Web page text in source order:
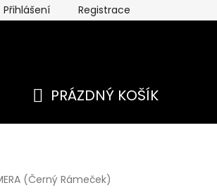
Přihlášení Registrace
PRÁZDNÝ KOŠÍK
(Černý Rámeček)